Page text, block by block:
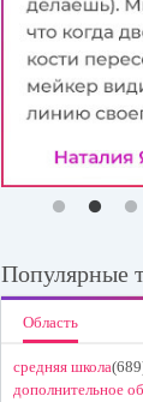
Популярные
Область
средняя школа
дополнительное